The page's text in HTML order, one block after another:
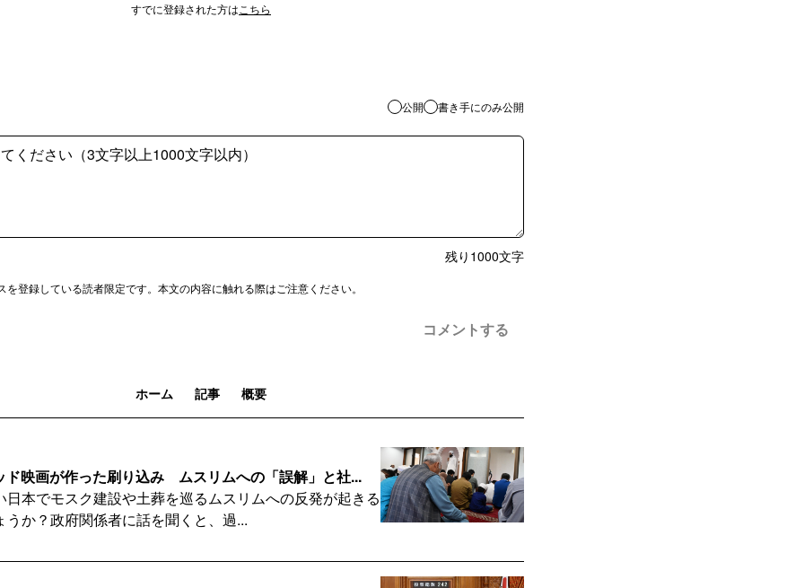
すでに登録された方は こちら
公開 書き手にのみ公開
残り 1000文字
登録している読者限定です。本文の内容に触れる際はご注意ください。
コメントする
ホーム 記事 概要
ド映画が作った刷り込み ムスリムへの「誤解」と社...
日本でモスク建設や土葬を巡るムスリムへの反発が起きる
うか？政府関係者に話を聞くと、過...